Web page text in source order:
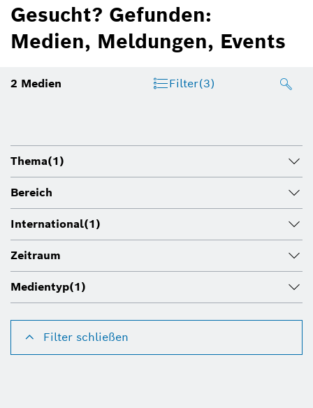
Gesucht? Gefunden:
Medien, Meldungen, Events
2 Medien Filter(3)
Thema(1)
Bereich
International(1)
Zeitraum
Medientyp(1)
Filter schließen